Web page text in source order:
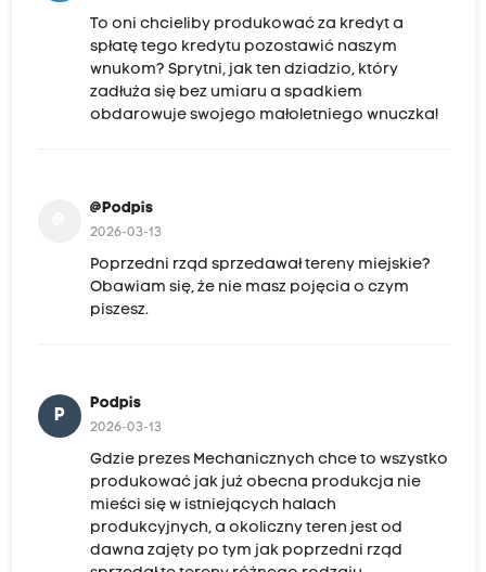
To oni chcieliby produkować za kredyt a
spłatę tego kredytu pozostawić naszym
wnukom? Sprytni, jak ten dziadzio, który
zadłuża się bez umiaru a spadkiem
obdarowuje swojego małoletniego wnuczka!
@Podpis
2026-03-13
Poprzedni rząd sprzedawał tereny miejskie?
Obawiam się, że nie masz pojęcia o czym
piszesz.
P
Podpis
2026-03-13
Gdzie prezes Mechanicznych chce to wszystko
produkować jak już obecna produkcja nie
mieści się w istniejących halach
produkcyjnych, a okoliczny teren jest od
dawna zajęty po tym jak poprzedni rząd